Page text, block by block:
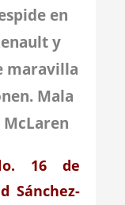
en
y
maravilla
Mala
16 de
Sánchez-